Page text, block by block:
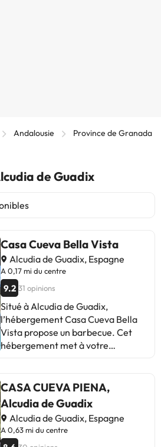
Andalousie
Province de Granada
de Guadix
Casa Cueva Bella Vista
Alcudia de Guadix, Espagne
A 0,17 mi du centre
9.2 31 opinions
Situé à Alcudia de Guadix,
l’hébergement Casa Cueva Bella
Vista propose un barbecue. Cet
hébergement met à votre
Fi gratuite. Cette maison de
vacances compte 3 chambres, une
cuisine avec un réfrigérateur et un
lave-vaisselle, une télévision à
écran plat, un coin salon, ainsi que 1
CASA CUEVA PIENA,
Alcudia de Guadix
Alcudia de Guadix, Espagne
A 0,63 mi du centre